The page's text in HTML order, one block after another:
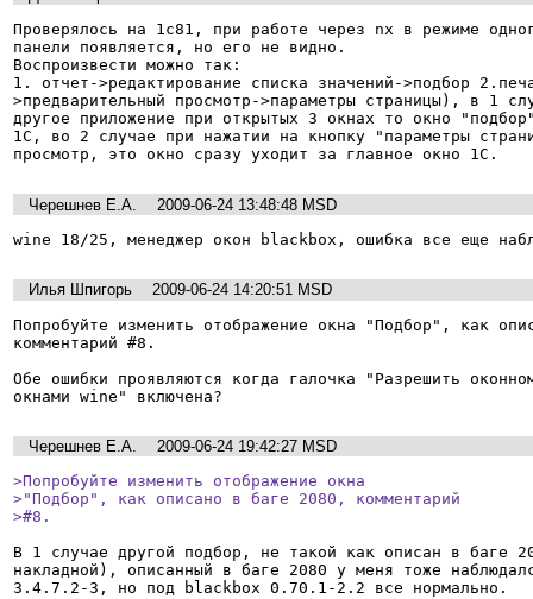
Проверялось на 1с81, при работе через nx в режиме
панели появляется, но его не видно.
Воспроизвести можно так:
1. отчет->редактирование списка значений->подбор
>предварительный просмотр->параметры страницы), в 1
другое приложение при открытых 3 окнах то окно
1С, во 2 случае при нажатии на кнопку "параметры
просмотр, это окно сразу уходит за главное окно 1С.
Черешнев Е.А.
2009-06-24 13:48:48 MSD
wine 18/25, менеджер окон blackbox, ошибка все еще
Илья Шпигорь
2009-06-24 14:20:51 MSD
Попробуйте изменить отображение окна "Подбор", как
комментарий #8.
Обе ошибки проявляются когда галочка "Разрешить
окнами wine" включена?
Черешнев Е.А.
2009-06-24 19:42:27 MSD
>Попробуйте изменить отображение окна
>"Подбор", как описано в баге 2080, комментарий
>#8.
В 1 случае другой подбор, не такой как описан в баге
накладной), описанный в баге 2080 у меня тоже
3.4.7.2-3, но под blackbox 0.70.1-2.2 все нормально.